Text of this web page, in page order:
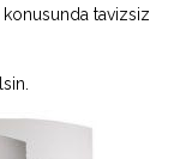
tavizsiz